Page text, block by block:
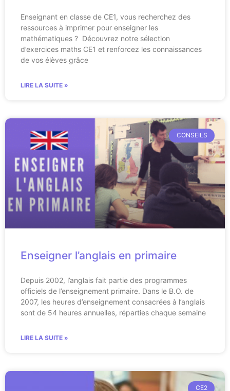
Enseignant en classe de CE1, vous recherchez des
ressources à imprimer pour enseigner les
mathématiques ? Découvrez notre sélection
d’exercices maths CE1 et renforcez les connaissances
de vos élèves grâce
LIRE LA SUITE »
CONSEILS
Enseigner l’anglais en primaire
Depuis 2002, l’anglais fait partie des programmes
officiels de l’enseignement primaire. Dans le B.O. de
2007, les heures d’enseignement consacrées à l’anglais
sont de 54 heures annuelles, réparties chaque semaine
LIRE LA SUITE »
CE2